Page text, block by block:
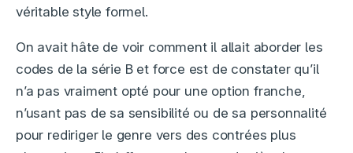
véritable style formel.
On avait hâte de voir comment il allait aborder les
codes de la série B et force est de constater qu’il
n’a pas vraiment opté pour une option franche,
n’usant pas de sa sensibilité ou de sa personnalité
pour rediriger le genre vers des contrées plus